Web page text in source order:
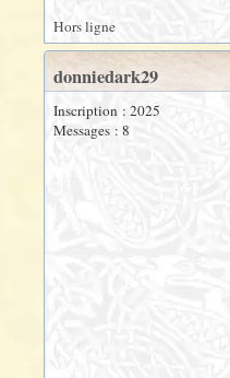
Hors ligne
donniedark29
Inscription : 2025
Messages : 8